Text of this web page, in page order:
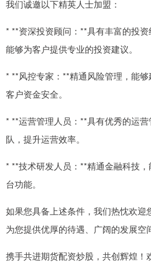
我们诚邀以下精英人士加盟：
* **资深投资顾问：**具有丰富的投资
能够为客户提供专业的投资建议。
* **风控专家：**精通风险管理，能
客户资金安全。
* **运营管理人员：**具有优秀的运
队，提升运营效率。
* **技术研发人员：**精通金融科技
台功能。
如果您具备上述条件，我们热忱欢迎
为您提供优厚的待遇、广阔的发展空
携手共进期货配资炒股，共创辉煌！